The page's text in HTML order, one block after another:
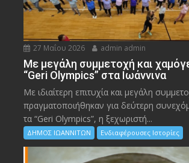
27 Μαΐου 2026 admin admin
Με μεγάλη συμμετοχή και
“Geri Olympics” στα Ιωάννινα
Με ιδιαίτερη επιτυχία και μεγάλη
πραγματοποιήθηκαν για δεύτερη
τα “Geri Olympics”, η ξεχωριστή...
ΔΗΜΟΣ ΙΩΑΝΝΙΤΩΝ Ενδιαφέρουσες Ιστορίες